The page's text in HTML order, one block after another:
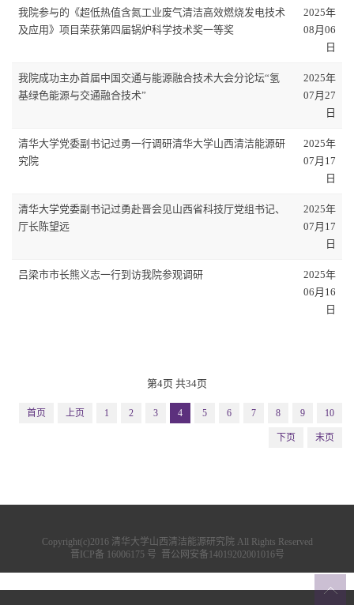
我院参与的《超低热值含氮工业废气清洁高效燃烧发电技术
及应用》项目荣获第四届锅炉科学技术奖一等奖
2025年
08月06
日
我院成功主办首届中国交通与能源融合技术大会分论坛“氢
基绿色能源与交通融合技术”
2025年
07月27
日
清华大学党委副书记过勇一行调研清华大学山西清洁能源研
究院
2025年
07月17
日
清华大学党委副书记过勇赴晋会见山西省科技厅党组书记、
厅长陈望远
2025年
07月17
日
吕梁市市长熊义志一行到访我院参观调研
2025年
06月16
日
第4页 共34页
首页 上页 1 2 3 4 5 6 7 8 9 10
下页 末页
Copyright(c)2016 清华大学山西清洁能源研究院 All Rights Reserved
晋ICP备 16006175 号 晋公网安备14019202001016号